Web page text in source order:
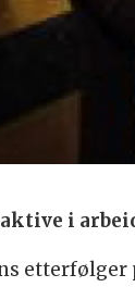
i
etterfølger